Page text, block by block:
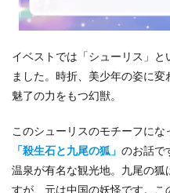
イベストでは「シューリス」
ました。時折、美少年の姿に
魅了の力をもつ幻獣。
このシューリスのモチーフに
「殺生石と九尾の狐」 のお話で
温泉が有名な観光地。九尾の狐
すが、元は中国の妖怪です。